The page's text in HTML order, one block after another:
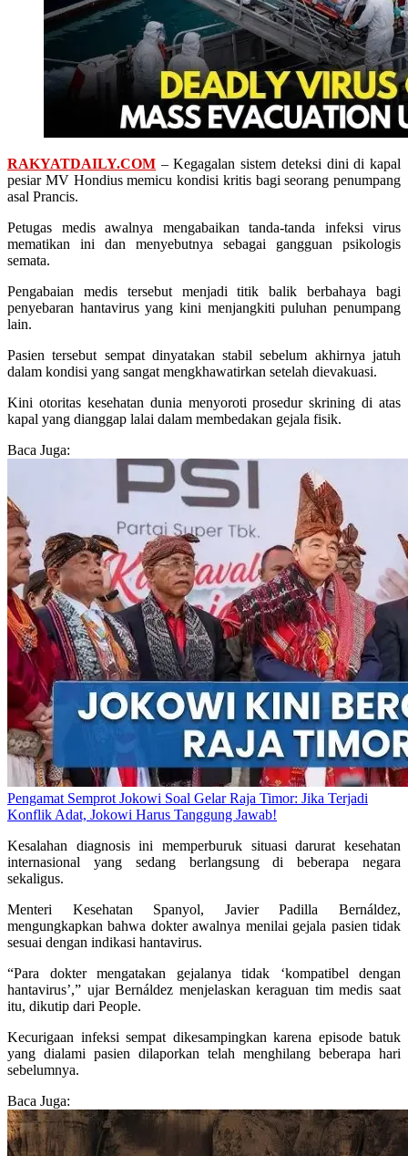
RAKYATDAILY.COM – Kegagalan sistem deteksi dini di kapal
pesiar MV Hondius memicu kondisi kritis bagi seorang penumpang
asal Prancis.
Petugas medis awalnya mengabaikan tanda-tanda infeksi virus
mematikan ini dan menyebutnya sebagai gangguan psikologis
semata.
Pengabaian medis tersebut menjadi titik balik berbahaya bagi
penyebaran hantavirus yang kini menjangkiti puluhan penumpang
lain.
Pasien tersebut sempat dinyatakan stabil sebelum akhirnya jatuh
dalam kondisi yang sangat mengkhawatirkan setelah dievakuasi.
Kini otoritas kesehatan dunia menyoroti prosedur skrining di atas
kapal yang dianggap lalai dalam membedakan gejala fisik.
Baca Juga:
Pengamat Semprot Jokowi Soal Gelar Raja Timor: Jika Terjadi
Konflik Adat, Jokowi Harus Tanggung Jawab!
Kesalahan diagnosis ini memperburuk situasi darurat kesehatan
internasional yang sedang berlangsung di beberapa negara
sekaligus.
Menteri Kesehatan Spanyol, Javier Padilla Bernáldez,
mengungkapkan bahwa dokter awalnya menilai gejala pasien tidak
sesuai dengan indikasi hantavirus.
“Para dokter mengatakan gejalanya tidak ‘kompatibel dengan
hantavirus’,” ujar Bernáldez menjelaskan keraguan tim medis saat
itu, dikutip dari People.
Kecurigaan infeksi sempat dikesampingkan karena episode batuk
yang dialami pasien dilaporkan telah menghilang beberapa hari
sebelumnya.
Baca Juga: